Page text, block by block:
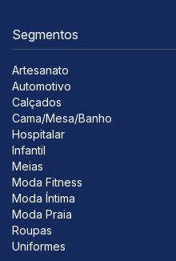
Segmentos
Artesanato
Automotivo
Calçados
Cama/Mesa/Banho
Hospitalar
Infantil
Meias
Moda Fitness
Moda Íntima
Moda Praia
Roupas
Uniformes